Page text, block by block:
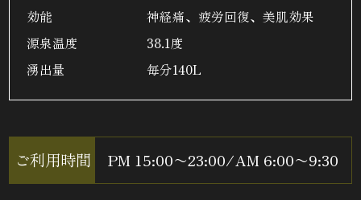
効能
神経痛、疲労回復、美肌効果
源泉温度
38.1度
湧出量
毎分140L
ご利用時間 PM 15:00〜23:00/AM 6:00〜9:30